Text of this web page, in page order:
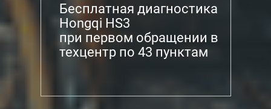
Бесплатная диагностика
Hongqi HS3
при первом обращении в
техцентр по 43 пунктам